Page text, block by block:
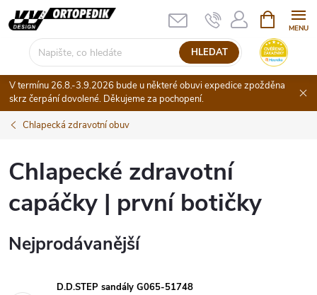
Přejít
na
HLEDAT
NÁKUPNÍ
KOŠÍK
V termínu 26.8.-3.9.2026 bude u některé obuvi expedice zpožděna
skrz čerpání dovolené. Děkujeme za pochopení.
Chlapecká zdravotní obuv
Chlapecké zdravotní
capáčky | první botičky
Nejprodávanější
D.D.STEP sandály G065-51748